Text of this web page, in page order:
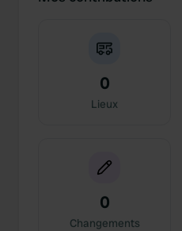
0
Lieux
0
Changements